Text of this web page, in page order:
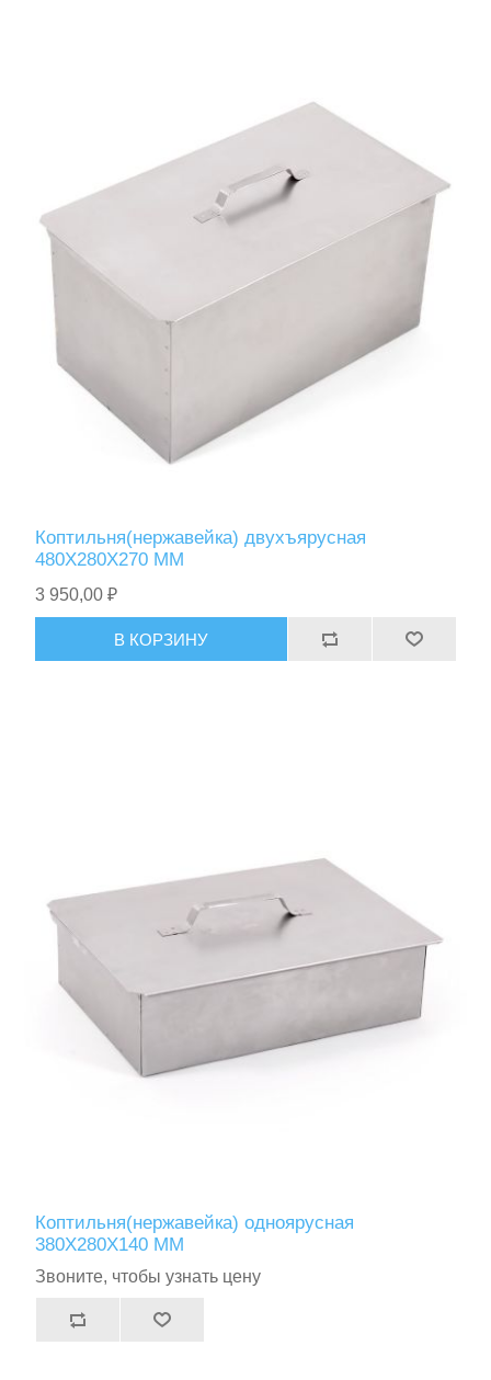
Коптильня(нержавейка) двухъярусная
480Х280Х270 ММ
3 950,00 ₽
В КОРЗИНУ
Коптильня(нержавейка) одноярусная
380Х280Х140 ММ
Звоните, чтобы узнать цену